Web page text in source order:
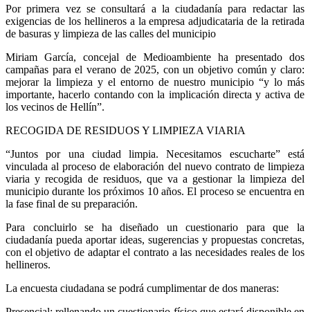
Por primera vez se consultará a la ciudadanía para redactar las
exigencias de los hellineros a la empresa adjudicataria de la retirada
de basuras y limpieza de las calles del municipio
Miriam García, concejal de Medioambiente ha presentado dos
campañas para el verano de 2025, con un objetivo común y claro:
mejorar la limpieza y el entorno de nuestro municipio “y lo más
importante, hacerlo contando con la implicación directa y activa de
los vecinos de Hellín”.
RECOGIDA DE RESIDUOS Y LIMPIEZA VIARIA
“Juntos por una ciudad limpia. Necesitamos escucharte” está
vinculada al proceso de elaboración del nuevo contrato de limpieza
viaria y recogida de residuos, que va a gestionar la limpieza del
municipio durante los próximos 10 años. El proceso se encuentra en
la fase final de su preparación.
Para concluirlo se ha diseñado un cuestionario para que la
ciudadanía pueda aportar ideas, sugerencias y propuestas concretas,
con el objetivo de adaptar el contrato a las necesidades reales de los
hellineros.
La encuesta ciudadana se podrá cumplimentar de dos maneras: